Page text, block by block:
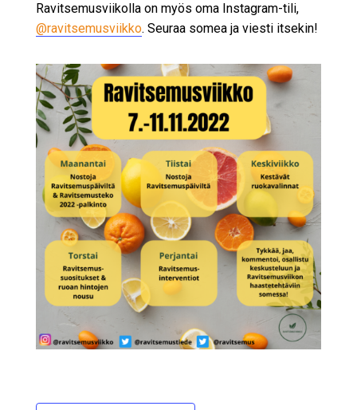
Ravitsemusviikolla on myös oma Instagram-tili,
@ravitsemusviikko. Seuraa somea ja viesti itsekin!